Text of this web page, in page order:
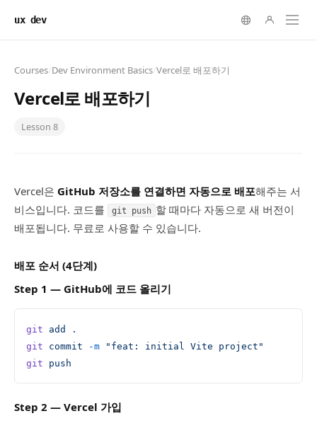
ux dev
Courses Dev Environment Basics Vercel로 배포하기
Vercel로 배포하기
Lesson 8
Vercel은 GitHub 저장소를 연결하면 자동으로 배포해주는 서
비스입니다. 코드를
git push 할 때마다 자동으로 새 버전이
배포됩니다. 무료로 사용할 수 있습니다.
배포 순서 (4단계)
Step 1 — GitHub에 코드 올리기
git add
.
git commit -m "feat: initial Vite project"
git push
Step 2 — Vercel 가입